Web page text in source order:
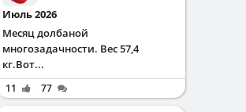
Июль 2026
Месяц долбаной
многозадачности. Вес 57,4
кг.Вот...
11 77